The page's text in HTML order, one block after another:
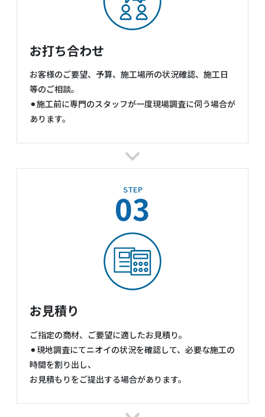
お打ち合わせ
お客様のご要望、予算、施工場所の状況確認、施工日
等のご相談。
⚫︎施工前に専門のスタッフが一度現場調査に伺う場合が
あります。
STEP
03
お見積り
ご指定の商材、ご要望に適したお見積り。
⚫︎現地調査にてニオイの状況を確認して、必要な施工の
時間を割り出し、
お見積もりをご提出する場合があります。